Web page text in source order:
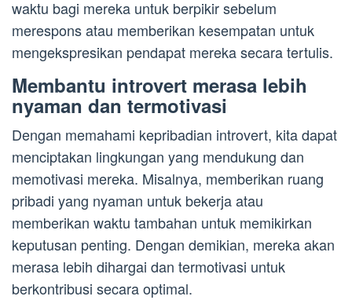
waktu bagi mereka untuk berpikir sebelum
merespons atau memberikan kesempatan untuk
mengekspresikan pendapat mereka secara tertulis.
Membantu introvert merasa lebih
nyaman dan termotivasi
Dengan memahami kepribadian introvert, kita dapat
menciptakan lingkungan yang mendukung dan
memotivasi mereka. Misalnya, memberikan ruang
pribadi yang nyaman untuk bekerja atau
memberikan waktu tambahan untuk memikirkan
keputusan penting. Dengan demikian, mereka akan
merasa lebih dihargai dan termotivasi untuk
berkontribusi secara optimal.